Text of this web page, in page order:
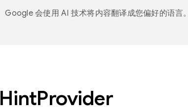
Google 会使用 AI 技术将内容翻译成您偏好的语言
HintProvider